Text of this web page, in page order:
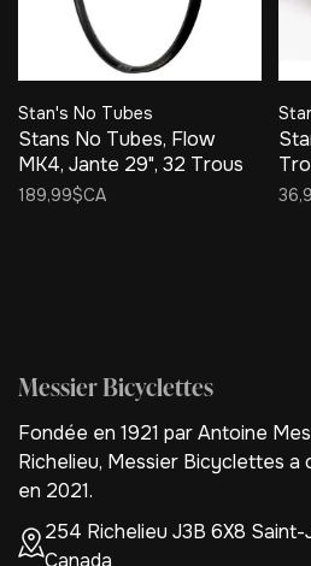
Stan's No Tubes
Stans No Tubes, Flow
MK4, Jante 29", 32 Trous
189,99$CA
Messier Bicyclettes
Fondée en 1921 par Antoine
Richelieu, Messier Bicyclettes
en 2021.
254 Richelieu J3B 6X8
Canada